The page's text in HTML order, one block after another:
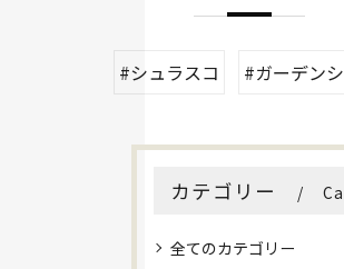
#シュラスコ #ガーデン
カテゴリー
全てのカテゴリー